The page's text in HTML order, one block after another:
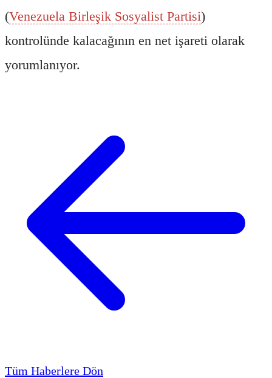
(Venezuela Birleşik Sosyalist Partisi)
kontrolünde kalacağının en net işareti olarak
yorumlanıyor.
Tüm Haberlere Dön